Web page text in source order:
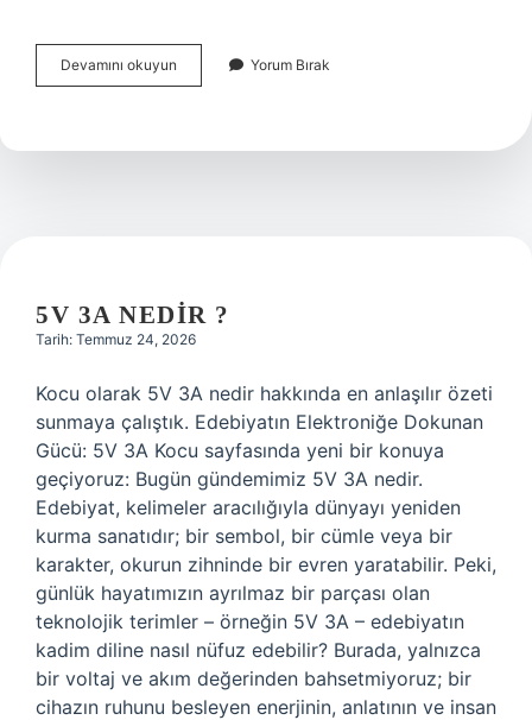
Devamını okuyun
denize
?
Yorum Bırak
5V 3A NEDIR ?
Tarih: Temmuz 24, 2026
Kocu olarak 5V 3A nedir hakkında en anlaşılır özeti
sunmaya çalıştık. Edebiyatın Elektroniğe Dokunan
Gücü: 5V 3A Kocu sayfasında yeni bir konuya
geçiyoruz: Bugün gündemimiz 5V 3A nedir.
Edebiyat, kelimeler aracılığıyla dünyayı yeniden
kurma sanatıdır; bir sembol, bir cümle veya bir
karakter, okurun zihninde bir evren yaratabilir. Peki,
günlük hayatımızın ayrılmaz bir parçası olan
teknolojik terimler – örneğin 5V 3A – edebiyatın
kadim diline nasıl nüfuz edebilir? Burada, yalnızca
bir voltaj ve akım değerinden bahsetmiyoruz; bir
cihazın ruhunu besleyen enerjinin, anlatının ve insan